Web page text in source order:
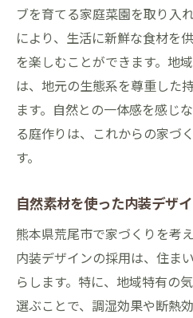
ブを育てる家庭菜園を取り入
により、生活に新鮮な食材を
を楽しむことができます。地
は、地元の生態系を尊重した
ます。自然との一体感を感じ
る庭作りは、これからの家づ
す。
自然素材を使った内装デザ
熊本県荒尾市で家づくりを考
内装デザインの採用は、住ま
らします。特に、地域特有の
選ぶことで、調湿効果や断熱